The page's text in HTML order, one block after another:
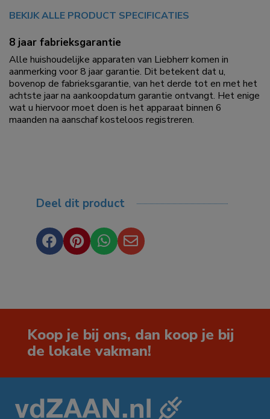
BEKIJK ALLE PRODUCT SPECIFICATIES
8 jaar fabrieksgarantie
Alle huishoudelijke apparaten van Liebherr komen in
aanmerking voor 8 jaar garantie. Dit betekent dat u,
bovenop de fabrieksgarantie, van het derde tot en met het
achtste jaar na aankoopdatum garantie ontvangt. Het enige
wat u hiervoor moet doen is het apparaat binnen 6
maanden na aanschaf kosteloos registreren.
Deel dit product
   
Koop je bij ons, dan koop je bij
de lokale vakman!